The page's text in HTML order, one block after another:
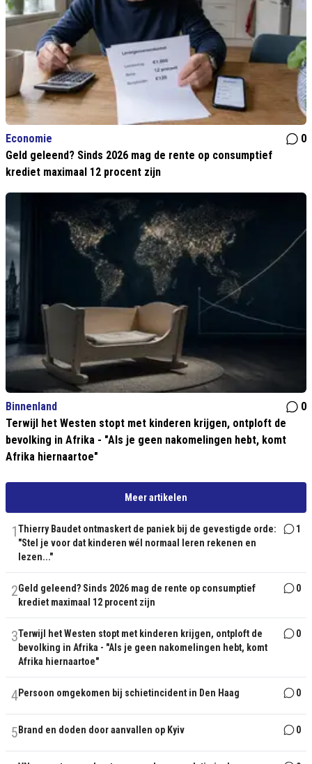
Economie
0
Geld geleend? Sinds 2026 mag de rente op consumptief
krediet maximaal 12 procent zijn
Binnenland
0
Terwijl het Westen stopt met kinderen krijgen, ontploft de
bevolking in Afrika - "Als je geen nakomelingen hebt, komt
Afrika hiernaartoe"
Meer artikelen
1Thierry Baudet ontmaskert de paniek bij de gevestigde orde:
"Stel je voor dat kinderen wél normaal leren rekenen en
lezen..."
1
2Geld geleend? Sinds 2026 mag de rente op consumptief
krediet maximaal 12 procent zijn
0
3Terwijl het Westen stopt met kinderen krijgen, ontploft de
bevolking in Afrika - "Als je geen nakomelingen hebt, komt
Afrika hiernaartoe"
0
4Persoon omgekomen bij schietincident in Den Haag 0
5 Brand en doden door aanvallen op Kyiv 0